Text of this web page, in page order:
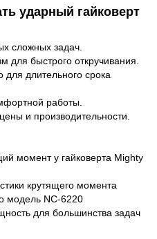
ударный гайковерт
сложных задач.
быстрого откручивания.
длительного срока
работы.
и производительности.
момент у гайковерта Mighty
крутящего момента
модель NC-6220
для большинства задач